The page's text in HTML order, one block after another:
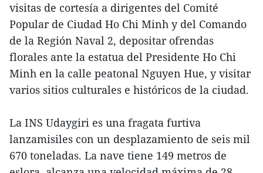
visitas de cortesía a dirigentes del Comité
Popular de Ciudad Ho Chi Minh y del Comando
de la Región Naval 2, depositar ofrendas
florales ante la estatua del Presidente Ho Chi
Minh en la calle peatonal Nguyen Hue, y visitar
varios sitios culturales e históricos de la ciudad.
La INS Udaygiri es una fragata furtiva
lanzamisiles con un desplazamiento de seis mil
670 toneladas. La nave tiene 149 metros de